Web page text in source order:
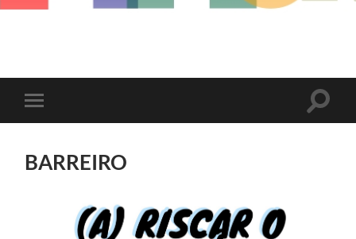
Toggle
mobile
Toggle
BARREIRO